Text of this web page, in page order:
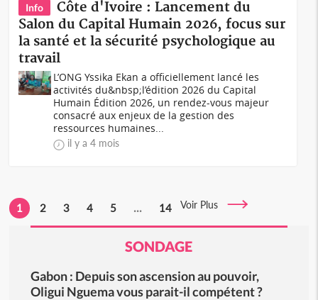
Info
Côte d'Ivoire : Lancement du
Salon du Capital Humain 2026, focus sur
la santé et la sécurité psychologique au
travail
L’ONG Yssika Ekan a officiellement lancé les
activités du&nbsp;l’édition 2026 du Capital
Humain Édition 2026, un rendez-vous majeur
consacré aux enjeux de la gestion des
ressources humaines...
il y a 4 mois
1 2 3 4 5 ... 14 Voir Plus
SONDAGE
Gabon : Depuis son ascension au pouvoir,
Oligui Nguema vous parait-il compétent ?